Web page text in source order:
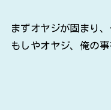
まずオヤジが固まり
もしやオヤジ、俺の